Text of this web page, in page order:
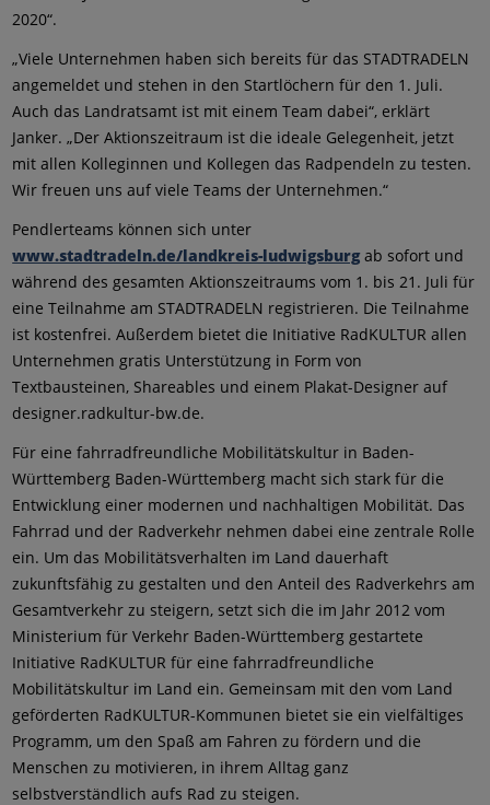
2020“.
„Viele Unternehmen haben sich bereits für das STADTRADELN
angemeldet und stehen in den Startlöchern für den 1. Juli.
Auch das Landratsamt ist mit einem Team dabei“, erklärt
Janker. „Der Aktionszeitraum ist die ideale Gelegenheit, jetzt
mit allen Kolleginnen und Kollegen das Radpendeln zu testen.
Wir freuen uns auf viele Teams der Unternehmen.“
Pendlerteams können sich unter
www.stadtradeln.de/landkreis-ludwigsburgab sofort und
während des gesamten Aktionszeitraums vom 1. bis 21. Juli für
eine Teilnahme am STADTRADELN registrieren. Die Teilnahme
ist kostenfrei. Außerdem bietet die Initiative RadKULTUR allen
Unternehmen gratis Unterstützung in Form von
Textbausteinen, Shareables und einem Plakat-Designer auf
designer.radkultur-bw.de.
Für eine fahrradfreundliche Mobilitätskultur in Baden-
Württemberg Baden-Württemberg macht sich stark für die
Entwicklung einer modernen und nachhaltigen Mobilität. Das
Fahrrad und der Radverkehr nehmen dabei eine zentrale Rolle
ein. Um das Mobilitätsverhalten im Land dauerhaft
zukunftsfähig zu gestalten und den Anteil des Radverkehrs am
Gesamtverkehr zu steigern, setzt sich die im Jahr 2012 vom
Ministerium für Verkehr Baden-Württemberg gestartete
Initiative RadKULTUR für eine fahrradfreundliche
Mobilitätskultur im Land ein. Gemeinsam mit den vom Land
geförderten RadKULTUR-Kommunen bietet sie ein vielfältiges
Programm, um den Spaß am Fahren zu fördern und die
Menschen zu motivieren, in ihrem Alltag ganz
selbstverständlich aufs Rad zu steigen.